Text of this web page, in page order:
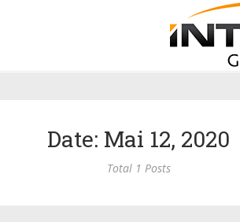
Date: Mai 12, 2020
Total 1 Posts